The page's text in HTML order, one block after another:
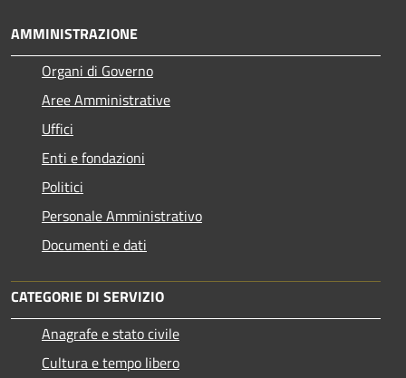
AMMINISTRAZIONE
Organi di Governo
Aree Amministrative
Uffici
Enti e fondazioni
Politici
Personale Amministrativo
Documenti e dati
CATEGORIE DI SERVIZIO
Anagrafe e stato civile
Cultura e tempo libero